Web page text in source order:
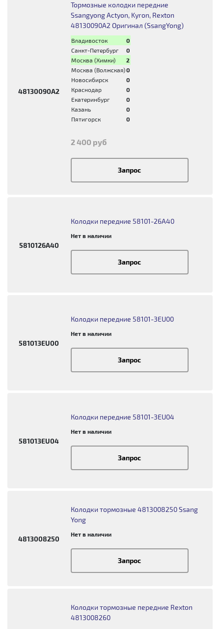
48130090A2
Тормозные колодки передние
Ssangyong Actyon, Kyron, Rexton
48130090A2 Оригинал (SsangYong)
Владивосток
0
Санкт-Петербург
0
Москва (Химки)
2
Москва (Волжская)0
Новосибирск
0
Краснодар
0
Екатеринбург
0
Казань
0
Пятигорск
0
2 400 руб
Запрос
5810126A40
Колодки передние 58101-26A40
Нет в наличии
Запрос
581013EU00
Колодки передние 58101-3EU00
Нет в наличии
Запрос
581013EU04
Колодки передние 58101-3EU04
Нет в наличии
Запрос
4813008250
Колодки тормозные 4813008250 Ssang
Yong
Нет в наличии
Запрос
Колодки тормозные передние Rexton
4813008260